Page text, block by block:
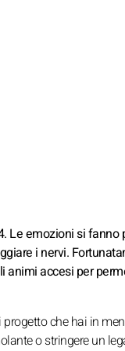
Le emozioni si
i nervi.
accesi per
che hai in
o stringere un